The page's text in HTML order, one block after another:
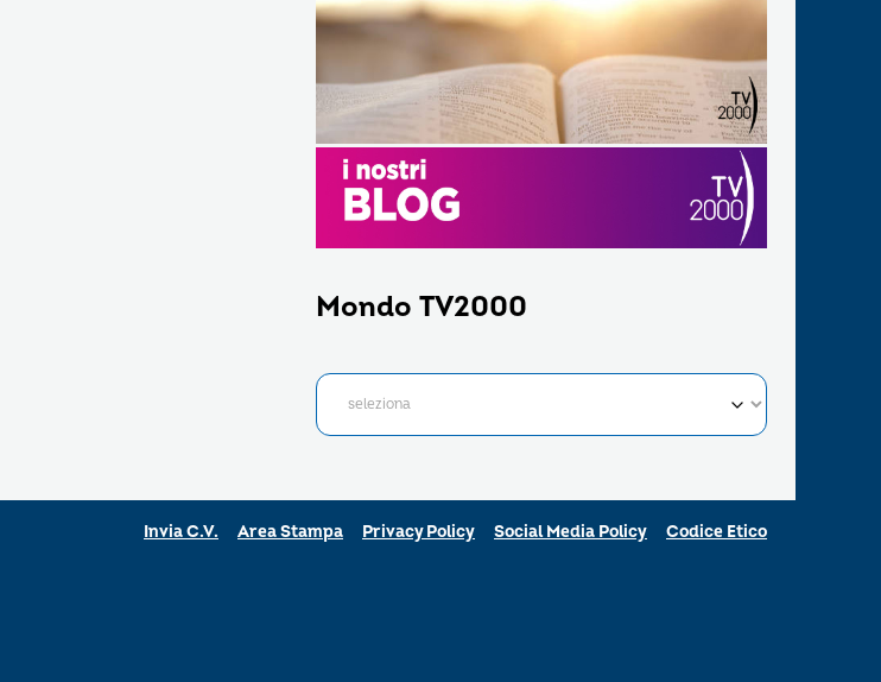
Mondo TV2000
Invia C.V. Area Stampa Privacy Policy Social Media Policy Codice Etico